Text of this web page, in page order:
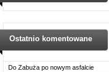
Ostatnio komentowane
Do Zabuża po nowym asfalcie